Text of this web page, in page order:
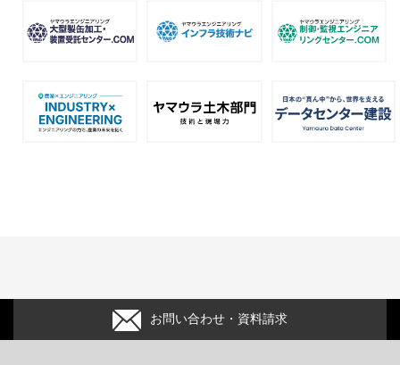
お問い合わせ・資料請求